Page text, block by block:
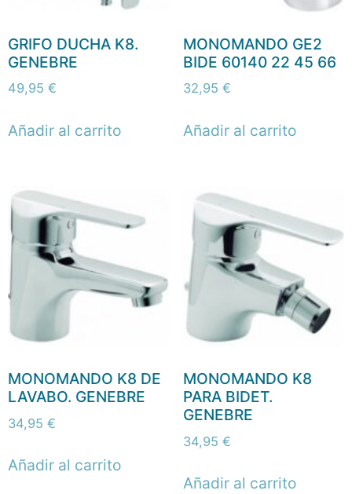
GRIFO DUCHA K8.
GENEBRE
49,95 €
Añadir al carrito
MONOMANDO GE2
BIDE 60140 22 45 66
32,95 €
Añadir al carrito
MONOMANDO K8 DE
LAVABO. GENEBRE
34,95 €
Añadir al carrito
MONOMANDO K8
PARA BIDET.
GENEBRE
34,95 €
Añadir al carrito